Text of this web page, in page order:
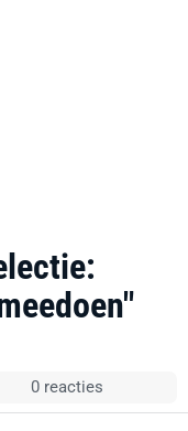
0 reacties